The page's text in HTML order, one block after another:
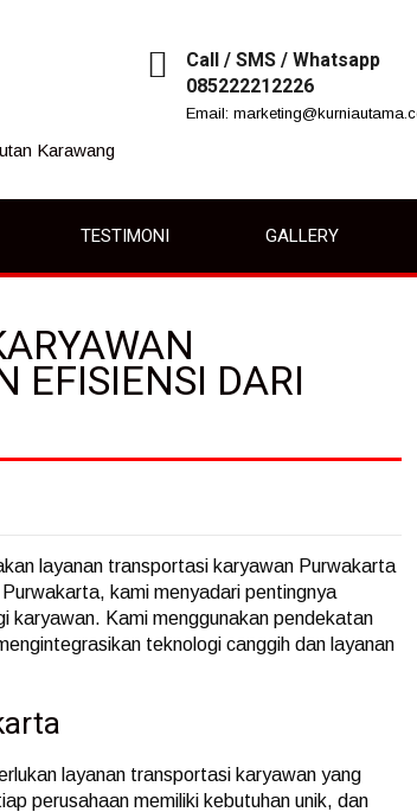
Karawang
Call / SMS / Whatsapp
085222212226
Email:
TESTIMONI GALLERY
EFISIENSI DARI
layanan transportasi karyawan Purwakarta
kami menyadari pentingnya
karyawan. Kami menggunakan pendekatan
teknologi canggih dan layanan
layanan transportasi karyawan yang
perusahaan memiliki kebutuhan unik, dan